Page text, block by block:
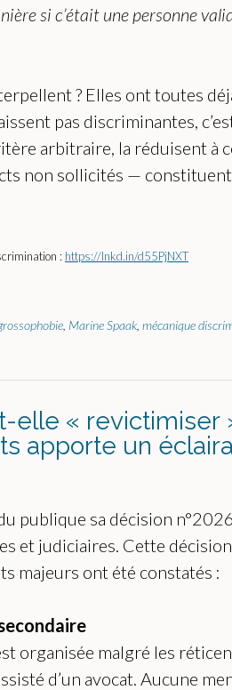
si c’était une personne
? Elles ont toutes
pas discriminantes,
arbitraire, la réduisent
non sollicités —
: https://lnkd.in/d55PjNXT
Marine Spaak mécanique
« revictimiser
apporte un
publique sa décision
et judiciaires. Cette
majeurs ont été constatés :
organisée malgré les
d’un avocat. Aucune